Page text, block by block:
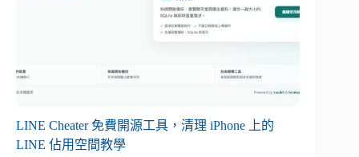
LINE Cheater 免費開源工具，清理 iPhone 上的
LINE 佔用空間教學